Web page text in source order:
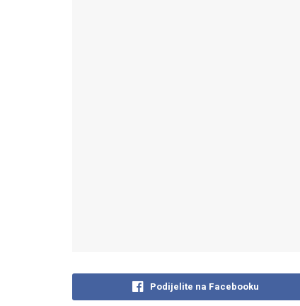
Podijelite na Facebooku